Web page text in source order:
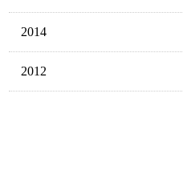
2014
2012